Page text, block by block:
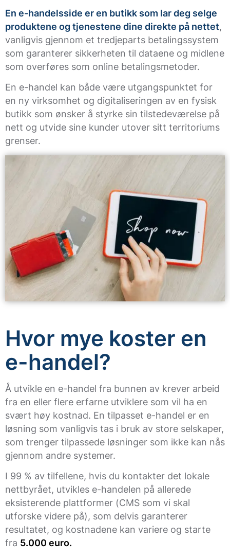
En e-handelsside er en butikk som lar deg selge
produktene og tjenestene dine direkte på nettet,
vanligvis gjennom et tredjeparts betalingssystem
som garanterer sikkerheten til dataene og midlene
som overføres som online betalingsmetoder.
En e-handel kan både være utgangspunktet for
en ny virksomhet og digitaliseringen av en fysisk
butikk som ønsker å styrke sin tilstedeværelse på
nett og utvide sine kunder utover sitt territoriums
grenser.
Hvor mye koster en
e-handel?
Å utvikle en e-handel fra bunnen av krever arbeid
fra en eller flere erfarne utviklere som vil ha en
svært høy kostnad. En tilpasset e-handel er en
løsning som vanligvis tas i bruk av store selskaper,
som trenger tilpassede løsninger som ikke kan nås
gjennom andre systemer.
I 99 % av tilfellene, hvis du kontakter det lokale
nettbyrået, utvikles e-handelen på allerede
eksisterende plattformer (CMS som vi skal
utforske videre på), som delvis garanterer
resultatet, og kostnadene kan variere og starte
fra 5.000 euro.